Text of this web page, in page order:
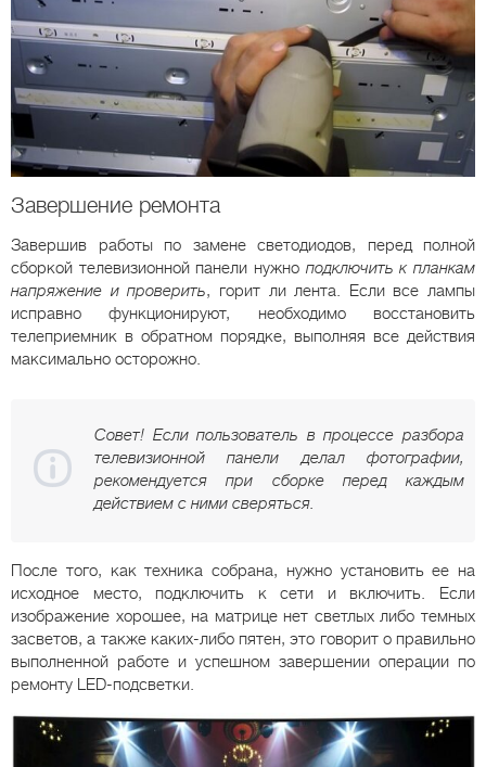
Завершение ремонта
Завершив работы по замене светодиодов, перед полной
сборкой телевизионной панели нужно подключить к планкам
напряжение и проверить, горит ли лента. Если все лампы
исправно функционируют, необходимо восстановить
телеприемник в обратном порядке, выполняя все действия
максимально осторожно.
Совет! Если пользователь в процессе разбора
телевизионной панели делал фотографии,
рекомендуется при сборке перед каждым
действием с ними сверяться.
После того, как техника собрана, нужно установить ее на
исходное место, подключить к сети и включить. Если
изображение хорошее, на матрице нет светлых либо темных
засветов, а также каких-либо пятен, это говорит о правильно
выполненной работе и успешном завершении операции по
ремонту LED-подсветки.